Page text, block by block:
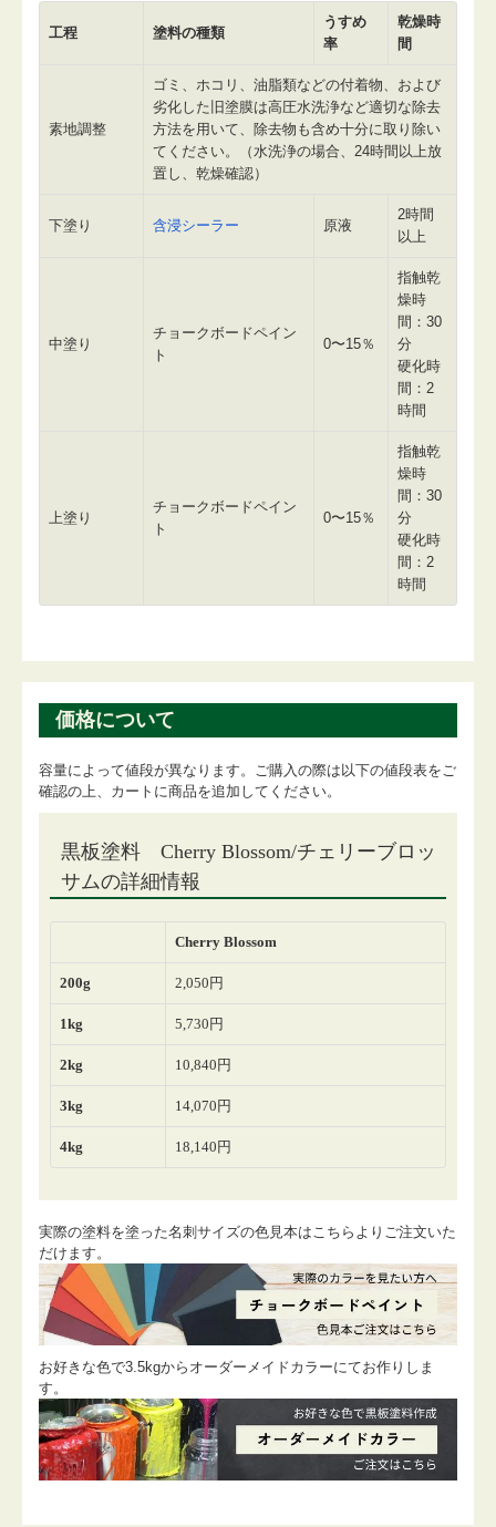
工程 塗料の種類
うすめ
率
乾燥時
間
素地調整
ゴミ、ホコリ、油脂類などの付着物、および
劣化した旧塗膜は高圧水洗浄など適切な除去
方法を用いて、除去物も含め十分に取り除い
てください。（水洗浄の場合、24時間以上放
置し、乾燥確認）
下塗り 含浸シーラー 原液
2時間
以上
中塗り
チョークボードペイン
ト
0〜15％
指触乾
燥時
間：30
分
硬化時
間：2
時間
上塗り
チョークボードペイン
ト
0〜15％
指触乾
燥時
間：30
分
硬化時
間：2
時間
価格について
容量によって値段が異なります。ご購入の際は以下の値段表をご
確認の上、カートに商品を追加してください。
実際の塗料を塗った名刺サイズの色見本はこちらよりご注文いた
だけます。
お好きな色で3.5kgからオーダーメイドカラーにてお作りしま
す。